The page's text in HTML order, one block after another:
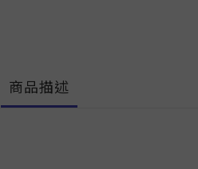
商品描述